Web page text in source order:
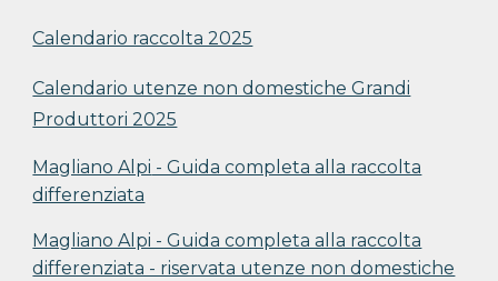
Calendario raccolta 2025
Calendario utenze non domestiche Grandi
Produttori 2025
Magliano Alpi - Guida completa alla raccolta
differenziata
Magliano Alpi - Guida completa alla raccolta
differenziata - riservata utenze non domestiche